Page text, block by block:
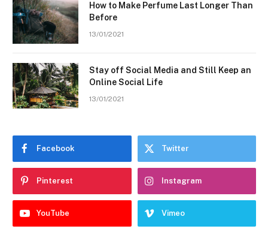
How to Make Perfume Last Longer Than
Before
13/01/2021
Stay off Social Media and Still Keep an
Online Social Life
13/01/2021
Facebook Twitter
Pinterest Instagram
YouTube Vimeo